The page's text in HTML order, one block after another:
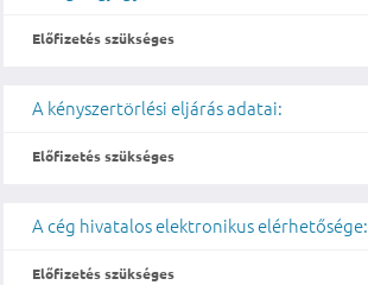
Előfizetés szükséges
A kényszertörlési eljárás adatai:
Előfizetés szükséges
A cég hivatalos elektronikus elérhetősége:
Előfizetés szükséges